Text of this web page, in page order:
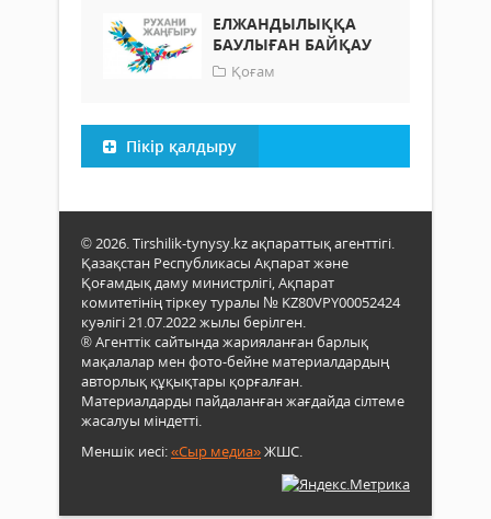
ЕЛЖАНДЫЛЫҚҚА
БАУЛЫҒАН БАЙҚАУ
Қоғам
Пікір қалдыру
© 2026. Tirshilik-tynysy.kz ақпараттық агенттігі.
Қазақстан Республикасы Ақпарат және
Қоғамдық даму министрлігі, Ақпарат
комитетінің тіркеу туралы № KZ80VPY00052424
куәлігі 21.07.2022 жылы берілген.
® Агенттік сайтында жарияланған барлық
мақалалар мен фото-бейне материалдардың
авторлық құқықтары қорғалған.
Материалдарды пайдаланған жағдайда сілтеме
жасалуы міндетті.
Меншік иесі:«Сыр медиа»ЖШС.